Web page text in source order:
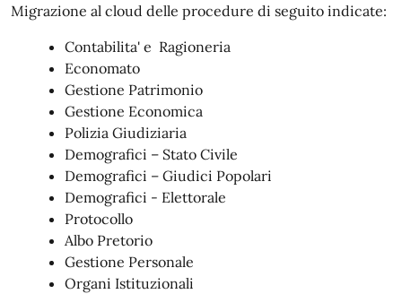
Migrazione al cloud delle procedure di seguito indicate:
Contabilita' e Ragioneria
Economato
Gestione Patrimonio
Gestione Economica
Polizia Giudiziaria
Demografici – Stato Civile
Demografici – Giudici Popolari
Demografici - Elettorale
Protocollo
Albo Pretorio
Gestione Personale
Organi Istituzionali